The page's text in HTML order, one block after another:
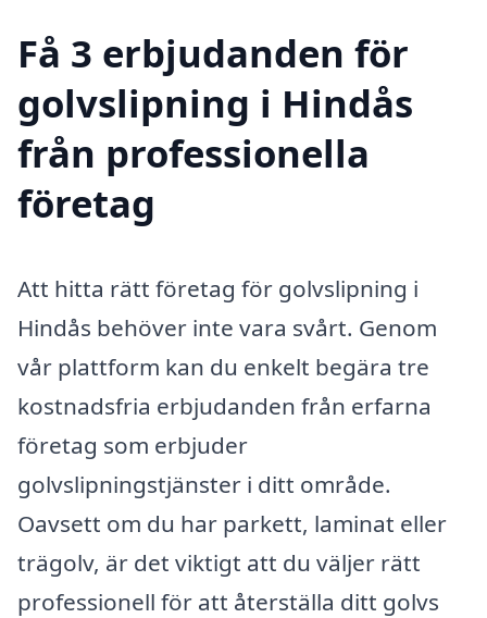
Få 3 erbjudanden för
golvslipning i Hindås
från professionella
företag
Att hitta rätt företag för golvslipning i
Hindås behöver inte vara svårt. Genom
vår plattform kan du enkelt begära tre
kostnadsfria erbjudanden från erfarna
företag som erbjuder
golvslipningstjänster i ditt område.
Oavsett om du har parkett, laminat eller
trägolv, är det viktigt att du väljer rätt
professionell för att återställa ditt golvs